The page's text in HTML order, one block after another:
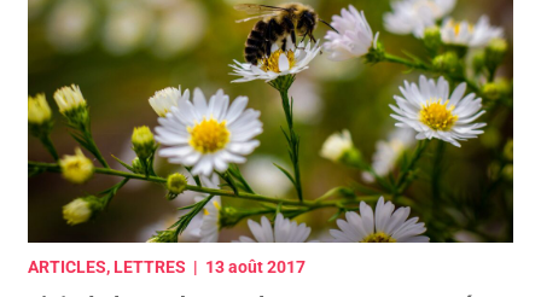
ARTICLES, LETTRES | 13 août 2017